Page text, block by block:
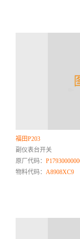
福田P203
副仪表台开关
原厂代码：
物料代码：A8908XC9